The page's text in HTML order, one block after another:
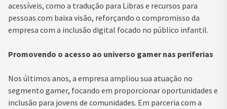
acessíveis, como a tradução para Libras e recursos para
pessoas com baixa visão, reforçando o compromisso da
empresa com a inclusão digital focado no público infantil.
Promovendo o acesso ao universo gamer nas periferias
Nos últimos anos, a empresa ampliou sua atuação no
segmento gamer, focando em proporcionar oportunidades e
inclusão para jovens de comunidades. Em parceria com a